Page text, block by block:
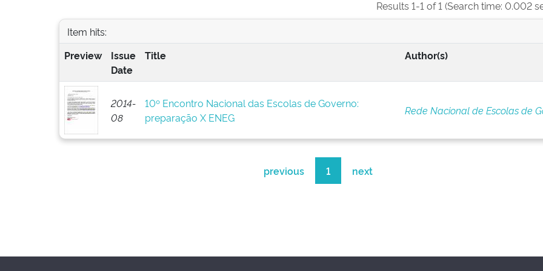
Results 1-1 of 1 (Search time: 0.002
Item hits:
Preview
Issue
Date
Title Author(s)
2014-
08
10º Encontro Nacional das Escolas de Governo:
preparação X ENEG
Rede Nacional de Escolas de
previous 1 next